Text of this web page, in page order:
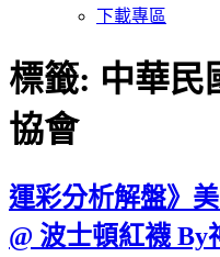
下載專區
標籤: 中華民
協會
運彩分析解盤》
@ 波士頓紅襪 By